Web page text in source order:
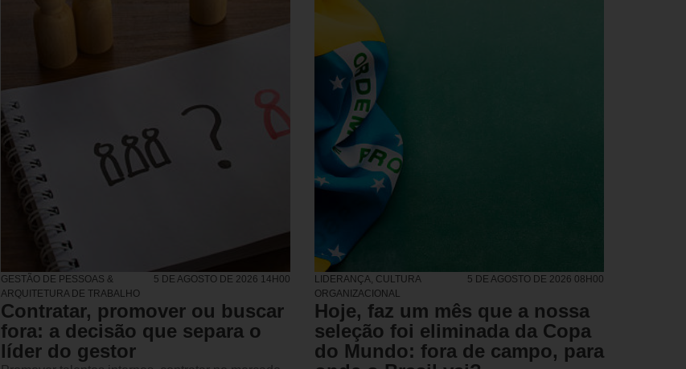
GESTÃO DE PESSOAS &
ARQUITETURA DE TRABALHO
5 DE AGOSTO DE 2026 14H00
Contratar, promover ou buscar
fora: a decisão que separa o
líder do gestor
LIDERANÇA, CULTURA
ORGANIZACIONAL
5 DE AGOSTO DE 2026 08H00
Hoje, faz um mês que a nossa
seleção foi eliminada da Copa
do Mundo: fora de campo, para